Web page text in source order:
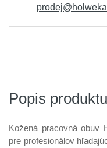
Popis produktu
Kožená pracovná obuv
pre profesionálov